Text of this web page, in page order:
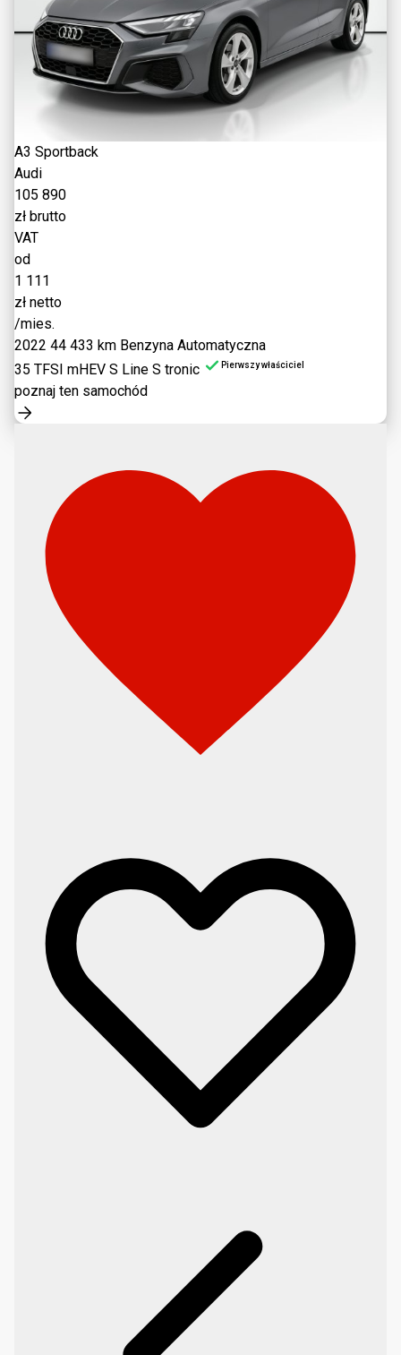
A3 Sportback
Audi
105 890
zł brutto
VAT
od
1 111
zł netto
/mies.
2022 44 433 km Benzyna Automatyczna
35 TFSI mHEV S Line S tronic
Pierwszy właściciel
poznaj ten samochód